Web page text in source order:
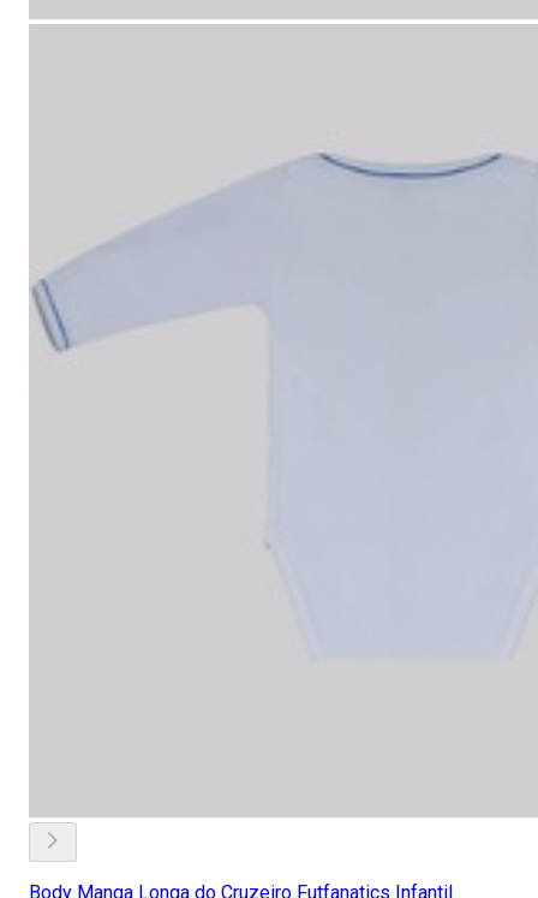
Body Manga Longa do Cruzeiro Futfanatics Infantil